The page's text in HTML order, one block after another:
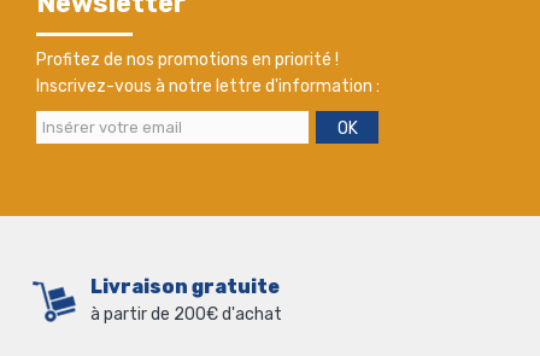
Profitez de nos promotions en priorité !
Inscrivez-vous à notre lettre d'information :
OK
Livraison gratuite
à partir de 200€ d'achat